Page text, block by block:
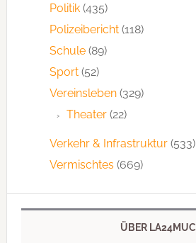
Politik(435)
Polizeibericht(118)
Schule(89)
Sport(52)
Vereinsleben(329)
Theater(22)
Verkehr & Infrastruktur(533)
Vermischtes (669)
ÜBER LA24MUC